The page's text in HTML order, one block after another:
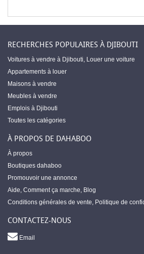
RECHERCHES POPULAIRES À DJIBOUTI
Voitures à vendre à Djibouti, Louer une voiture
Appartements à louer
Maisons à vendre
Meubles à vendre
Emplois à Djibouti
Toutes les catégories
À PROPOS DE DAHABOO
À propos
Boutiques dahaboo
Promouvoir une annonce
Aide, Comment ça marche, Blog
Conditions générales de vente, Politique de
CONTACTEZ-NOUS
Email